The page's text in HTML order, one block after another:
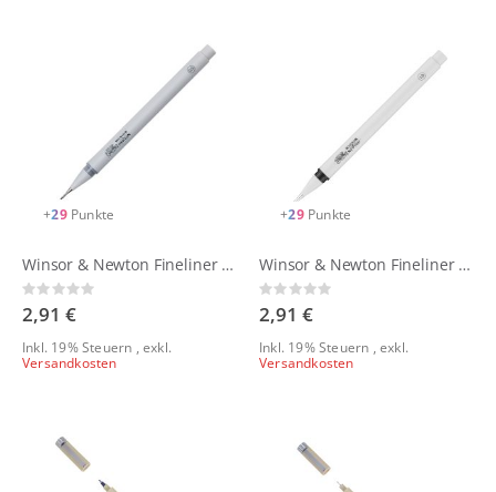
+29 Punkte
Winsor & Newton Fineliner - grau
Rating:
0%
2,91 €
Inkl. 19% Steuern ,exkl.
Versandkosten
+29 Punkte
Winsor & Newton Fineliner - schwarz
Rating:
0%
2,91 €
Inkl. 19% Steuern ,exkl.
Versandkosten